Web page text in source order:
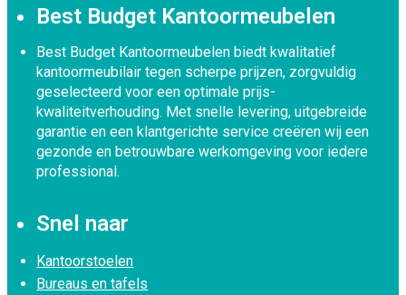
Best Budget Kantoormeubelen
Best Budget Kantoormeubelen biedt kwalitatief
kantoormeubilair tegen scherpe prijzen, zorgvuldig
geselecteerd voor een optimale prijs-
kwaliteitverhouding. Met snelle levering, uitgebreide
garantie en een klantgerichte service creëren wij een
gezonde en betrouwbare werkomgeving voor iedere
professional.
Snel naar
Kantoorstoelen
Bureaus en tafels